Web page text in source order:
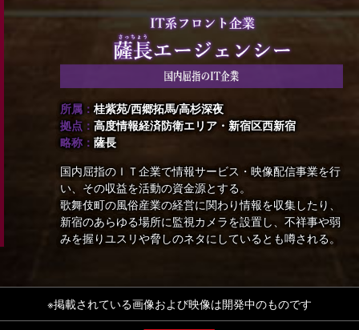
所属： 桂紫苑/西郷拓馬/高杉深夜
拠点：高度情報経済防衛エリア・新宿区西新宿
略称：薩長
国内屈指のＩＴ企業で情報サービス・映像配信事業を行
い、その収益を活動の資金源とする。
歌舞伎町の風俗産業の経営に関わり情報を収集したり、
新宿のあらゆる場所に監視カメラを設置し、不祥事や弱
みを握りユスリや脅しのネタにしているとも噂される。
※掲載されている画像および映像は開発中のものです